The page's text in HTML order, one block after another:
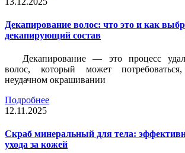
Декапирование волос: что это и как
декапирующий состав
Декапирование — это процесс
волос, который может
неудачном окрашивании
Подробнее
12.11.2025
Скраб минеральный для тела:
ухода за кожей